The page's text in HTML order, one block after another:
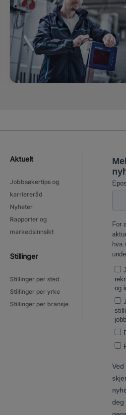
Aktuelt
Jobbsøkertips og
karriereråd
Nyheter
Rapporter og
markedsinnsikt
Stillinger
Stillinger per sted
Stillinger per yrke
Stillinger per bransje